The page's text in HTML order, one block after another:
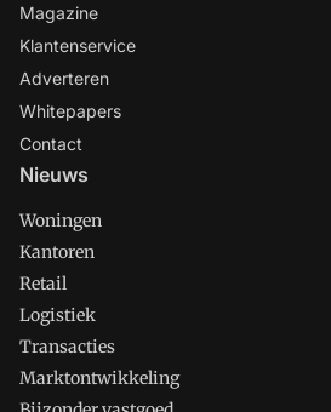
Magazine
Klantenservice
Adverteren
Whitepapers
Contact
Nieuws
Woningen
Kantoren
Retail
Logistiek
Transacties
Marktontwikkeling